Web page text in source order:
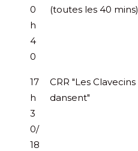
0
h
4
0
(toutes les 40 mins)
17
h
3
0/
18
CRR "Les Clavecins
dansent"